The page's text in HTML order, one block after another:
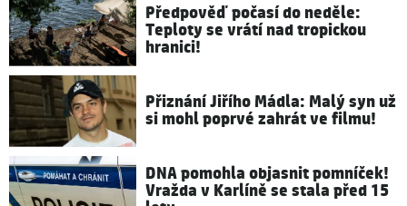
Předpověď počasí do neděle:
Teploty se vrátí nad tropickou
hranici!
Přiznání Jiřího Mádla: Malý syn už
si mohl poprvé zahrát ve filmu!
DNA pomohla objasnit pomníček!
Vražda v Karlíně se stala před 15